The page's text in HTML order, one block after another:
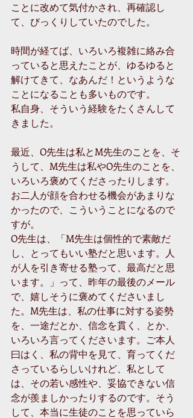
ことに改めて気付かされ、再確認し
て、びっくりしていたのでした。
時間が経てば、いろいろ複雑に絡み合
っていると思えたことが、ゆるゆると
解けてきて、なあんだ！というような
ことになることも多いものです。
私自身、そういう経験をたくさんして
きました。
最近、O先生は私とM先生のことを、そ
うして、M先生は私やO先生のことを、
いろいろ褒めてくださったりします。
お二人が顔を合わせる機会があまりな
かったので、こういうことになるので
すが。
O先生は、「M先生は個性的で素敵だ
し、とってもいい塾だと思います。人
が人を引き寄せる塾って、最高だと思
います。」って、昨年の最後のメール
で、嬉しそうに褒めてくださいまし
た。M先生は、私の仕事に対する姿勢
を、一途だとか、信念を貫く、とか、
いろいろ言ってくださいます。ご本人
曰はく、私の背中を見て、育ってくだ
さっているらしいけれど、私として
は、その若い感性や、妥協できない信
念が羨ましかったりするのです。そう
して、本当に生徒のことを思っていら